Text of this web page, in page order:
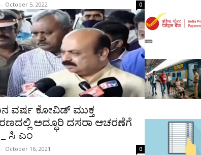
- October 5, 2022 0
ವರ್ಷ ಕೋವಿಡ್‌ ಮುಕ್ತ
ಅದ್ಧೂರಿ ದಸರಾ ಆಚರಣೆಗೆ
ಸಿ ಎಂ
- October 16, 2021 0